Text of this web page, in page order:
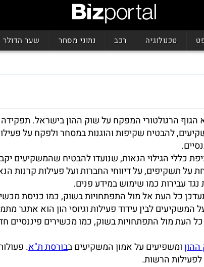
טכנולוגיה רכב נתוני מסחר שער הדולר
הגוף הרגולטורי המפקח על שוק ההון בישראל.
להבטיח שקיפות והוגנות במסחר ולפקח על
כללי הגילוי הנאות, שנועדו להבטיח שהמשקיעים
על תשקיפים, על דיווחי החברות ועל פעילות קרנות
עבירות כמו שימוש במידע פנים.
כל העת אל מול התפתחויות בשוק, כמו כניסת
המשקיעים לבין עידוד פעילות וגיוסי הון הוא אתגר
העת מול התפתחויות בשוק, כמו מכשירים פיננסיים
ומשפיעים על אמון המשקיעים בבורסת ת"א.
לפעילות הרשות.